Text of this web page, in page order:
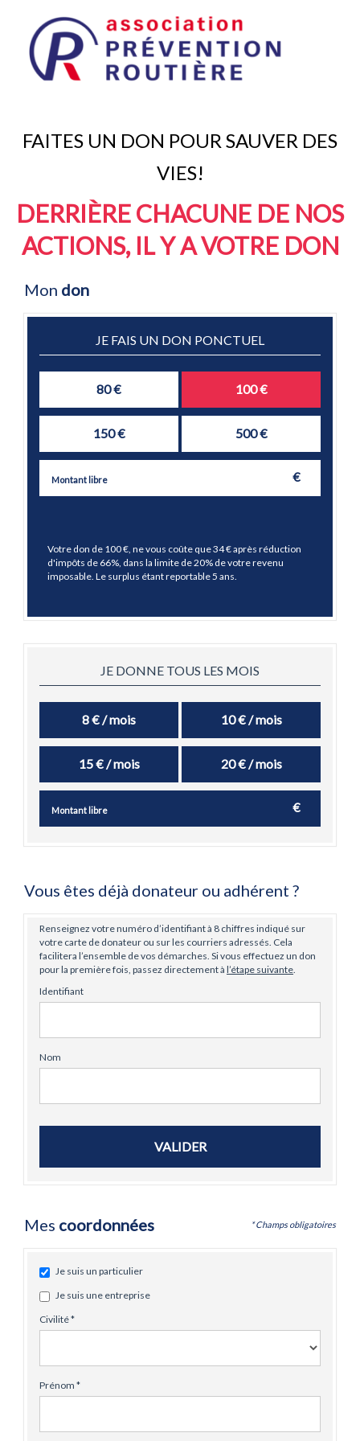
FAITES UN DON POUR SAUVER DES
VIES!
DERRIÈRE CHACUNE DE NOS
ACTIONS, IL Y A VOTRE DON
Mon don
JE FAIS UN DON PONCTUEL
80 € 100 €
150 € 500 €
€
Votre don de 100€, ne vous coûte que34€ après réduction
d'impôts de 66%, dans la limite de 20% de votre revenu
imposable. Le surplus étant reportable 5 ans.
JE DONNE TOUS LES MOIS
8 € / mois 10 € / mois
15 € / mois 20 € / mois
€
Vous êtes déjà donateur ou adhérent ?
Renseignez votre numéro d’identifiant à 8 chiffres indiqué sur
votre carte de donateur ou sur les courriers adressés. Cela
facilitera l’ensemble de vos démarches. Si vous effectuez un don
pour la première fois, passez directement à l’étape suivante.
Identifiant
Nom
VALIDER
Mes coordonnées * Champs obligatoires
Je suis un particulier
Je suis une entreprise
Civilité *
Prénom *